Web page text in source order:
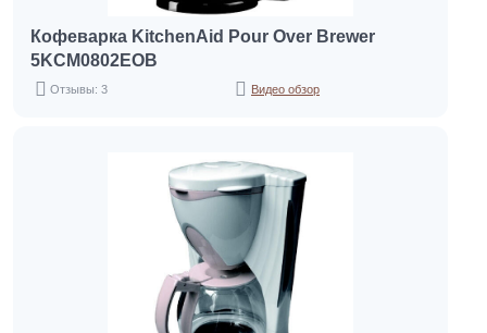
Кофеварка KitchenAid Pour Over Brewer
5KCM0802EOB
Отзывы: 3 Видео обзор